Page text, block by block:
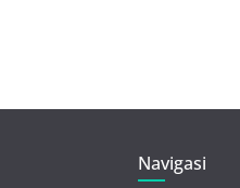
Navigasi